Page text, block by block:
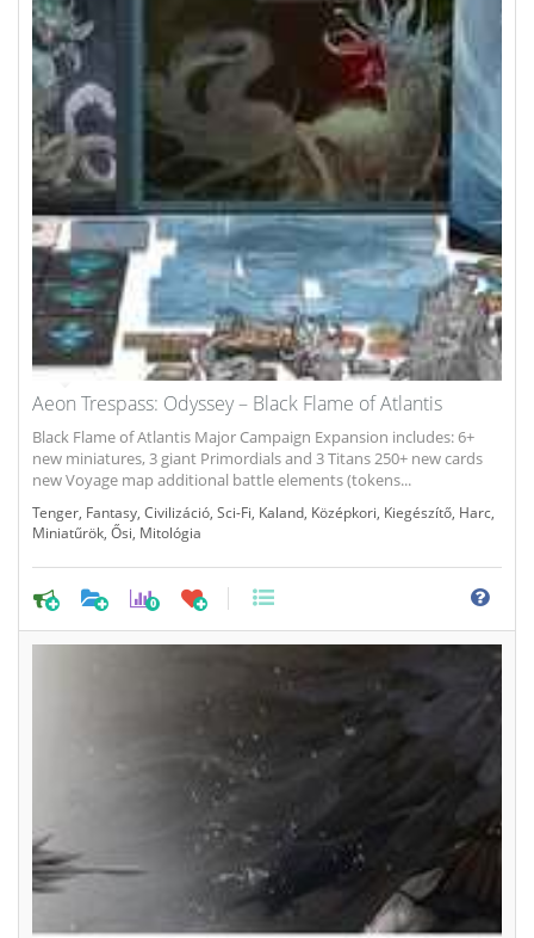
Aeon Trespass: Odyssey – Black Flame of Atlantis
Black Flame of Atlantis Major Campaign Expansion includes: 6+
new miniatures, 3 giant Primordials and 3 Titans 250+ new cards
new Voyage map additional battle elements (tokens...
Tenger Fantasy Civilizáció Sci-Fi Kaland Középkori Kiegészítő Harc
Miniatűrök Ősi Mitológia
0